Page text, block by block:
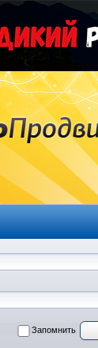
Запомнить